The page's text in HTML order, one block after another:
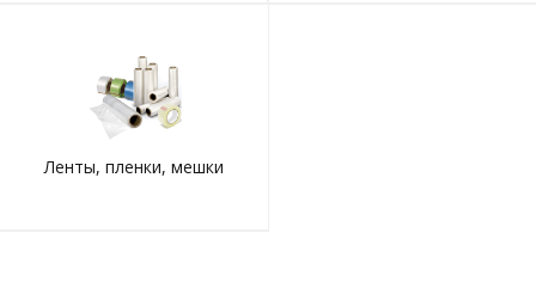
Ленты, пленки, мешки